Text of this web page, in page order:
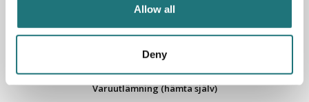
Allow all
Deny
Telefon:08-702 78 22
Se öppettider för helgdag här
Fri parkering på Åsögatan 121
Varuutlämning (hämta själv)